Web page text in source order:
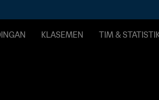
KLASEMEN TIM &